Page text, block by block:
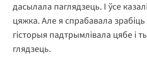
дасылала паглядзець. І ўсе
цяжка. Але я спрабавала
гісторыя падтрымлівала цябе і
глядзець.